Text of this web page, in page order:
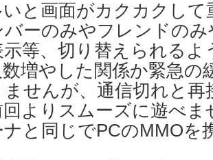
いと画面がカクカクし
バーのみやフレンドの
示等、切り替えられる
増やした関係か緊急の
せんが、通信切れと再
よりスムーズに遊べま
ナと同じでPCのMMOを